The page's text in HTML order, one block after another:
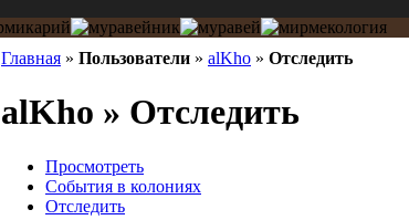
Главная » Пользователи » alKho » Отследить
alKho » Отследить
Просмотреть
События в колониях
Отследить